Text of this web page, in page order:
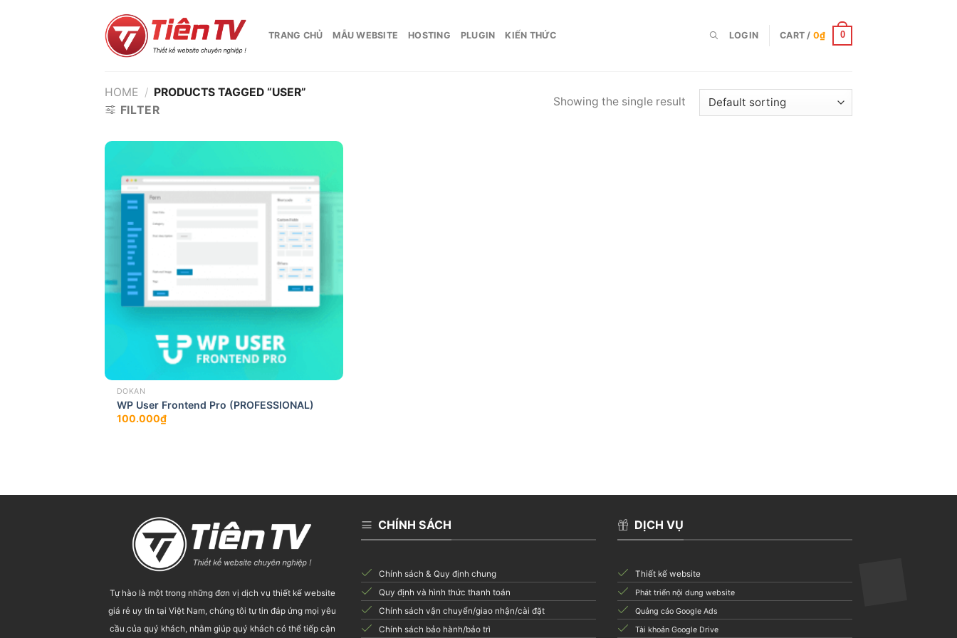
TRANG CHỦ MẪU WEBSITE HOSTING PLUGIN KIẾN THỨC LOGIN CART / 0₫ 0
HOME / PRODUCTS TAGGED “USER”
FILTER
Showing the single result
DOKAN
WP User Frontend Pro (PROFESSIONAL)
100.000₫
Tự hào là một trong những đơn vị dịch vụ thiết kế website
giá rẻ uy tín tại Việt Nam, chúng tôi tự tin đáp ứng mọi yêu
cầu của quý khách, nhằm giúp quý khách có thể tiếp cận
CHÍNH SÁCH
Chính sách & Quy định chung
Quy định và hình thức thanh toán
Chính sách vận chuyển/giao nhận/cài đặt
Chính sách bảo hành/bảo trì
DỊCH VỤ
Thiết kế website
Phát triển nội dung website
Quảng cáo Google Ads
Tài khoản Google Drive